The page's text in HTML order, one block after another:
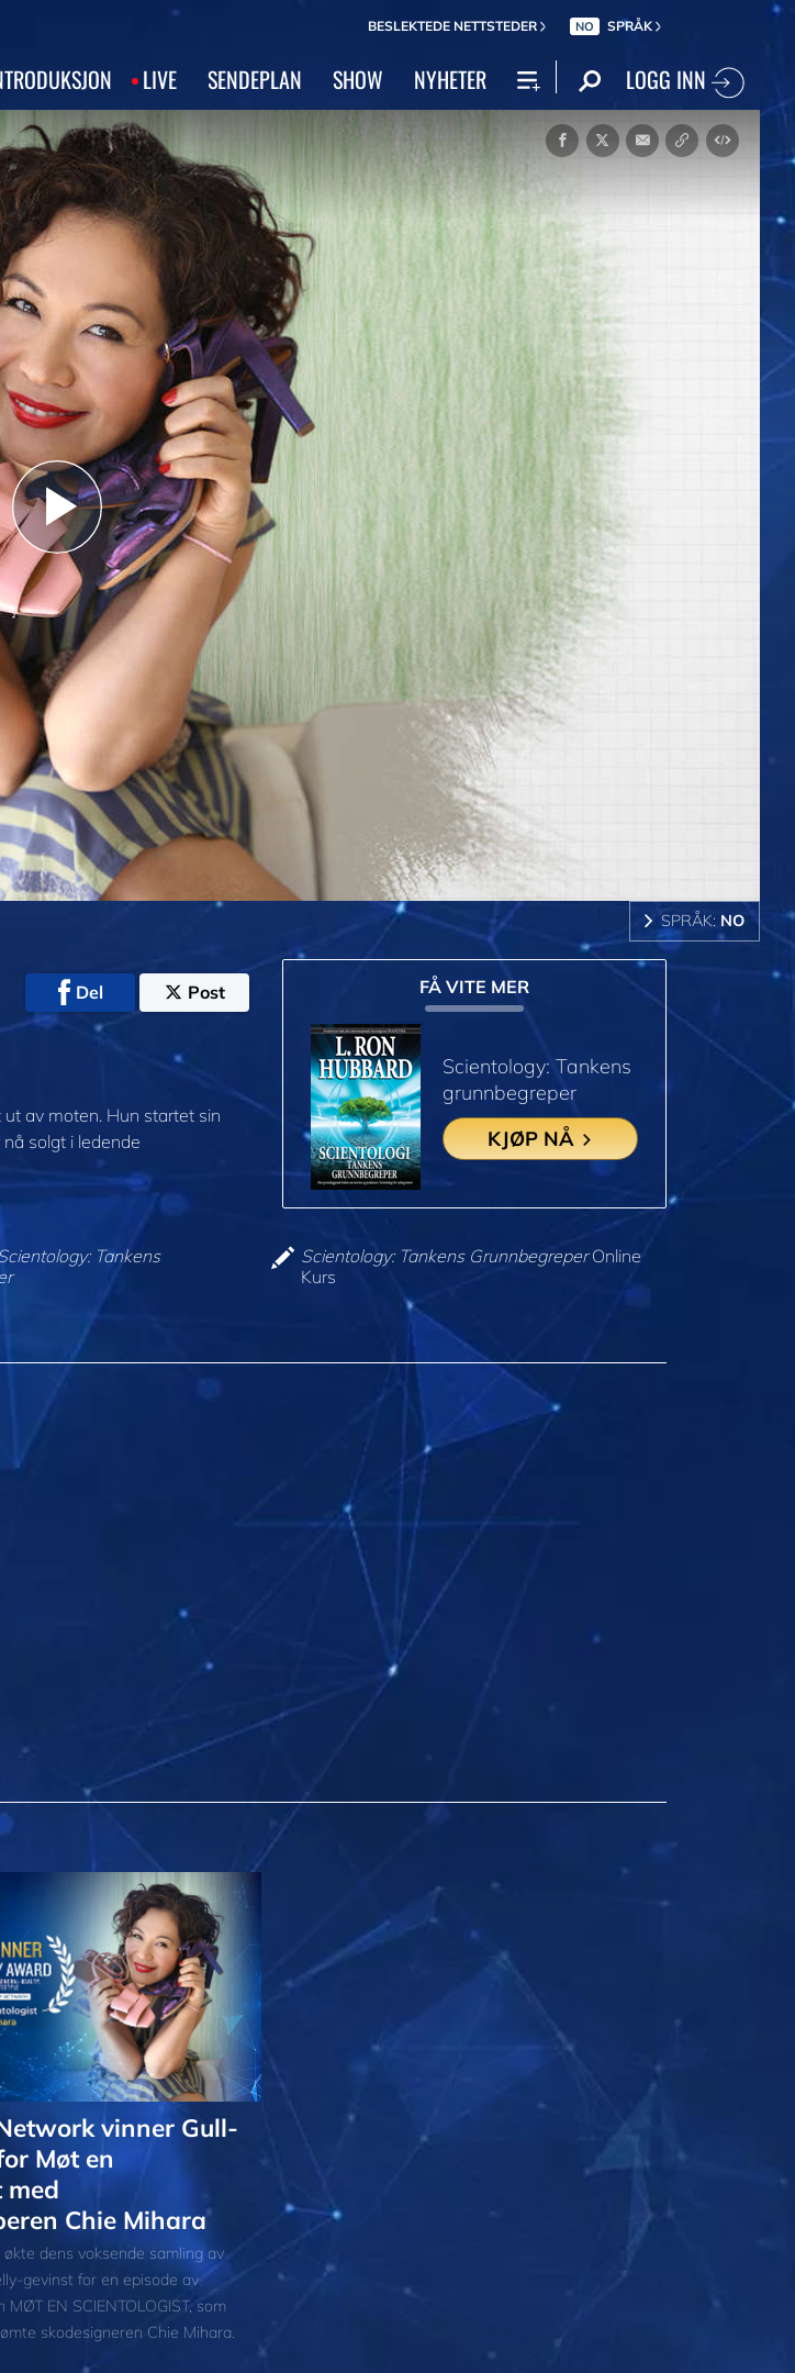
BESLEKTEDE NETTSTEDER NO SPRÅK
LIVE SENDEPLAN SHOW NYHETER LOGG INN
Play
Video
SPRÅK: NO
Del Post
av moten. Hun startet sin
solgt i ledende
FÅ VITE MER
Scientology: Tankens
grunnbegreper
KJØP NÅ
Tankens
Scientology: Tankens GrunnbegreperOnline
Kurs
vinner Gull-
Møt en
med
Chie Mihara
dens voksende samling av
gevinst for en episode av
EN SCIENTOLOGIST, som
skodesigneren Chie Mihara.